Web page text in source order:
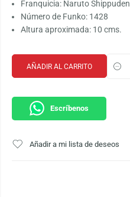
Franquicia: Naruto Shippuden
Número de Funko: 1428
Altura aproximada: 10 cms.
AÑADIR AL CARRITO
Escríbenos
Añadir a mi lista de deseos